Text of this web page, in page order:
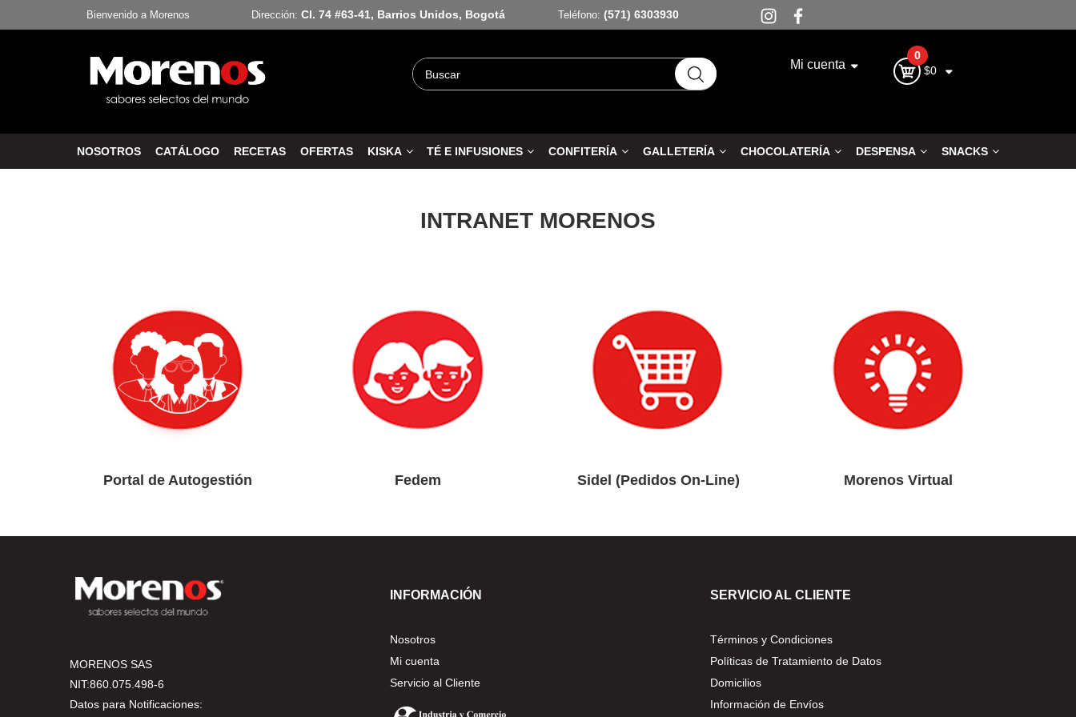
Bienvenido a Morenos Dirección: Cl. 74 #63-41, Barrios Unidos, Bogotá Teléfono: (571) 6303930
Mi cuenta $0
0
NOSOTROS CATÁLOGO RECETAS OFERTAS KISKA TÉ E INFUSIONES CONFITERÍA GALLETERÍA CHOCOLATERÍA DESPENSA SNACKS
INTRANET MORENOS
Portal de Autogestión Fedem Sidel (Pedidos On-Line) Morenos Virtual
MORENOS SAS
NIT:860.075.498-6
Datos para Notificaciones:
INFORMACIÓN
Nosotros
Mi cuenta
Servicio al Cliente
SERVICIO AL CLIENTE
Términos y Condiciones
Políticas de Tratamiento de Datos
Domicilios
Información de Envíos